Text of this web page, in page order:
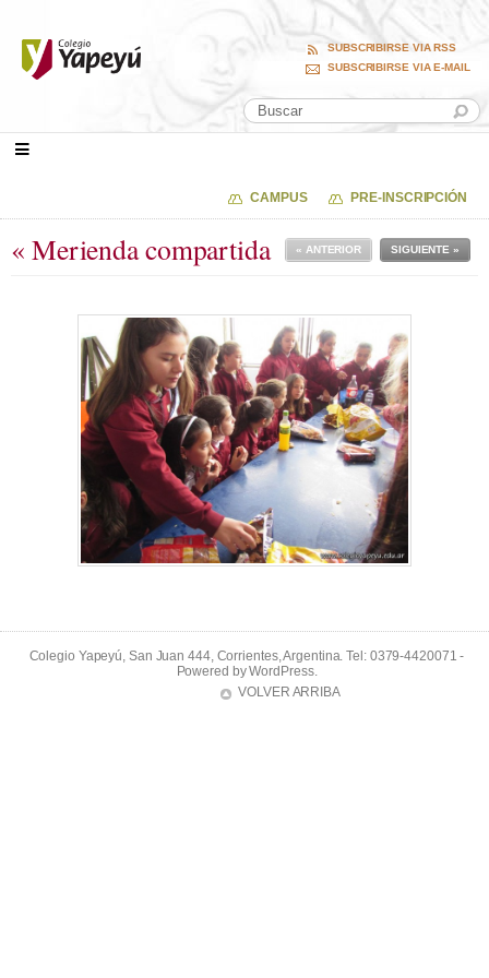
SUBSCRIBIRSE VIA RSS
SUBSCRIBIRSE VIA E-MAIL
CAMPUS PRE-INSCRIPCIÓN
« Merienda compartida SIGUIENTE »
« ANTERIOR
Colegio Yapeyú, San Juan 444, Corrientes, Argentina. Tel: 0379-4420071 -
Powered byWordPress.
VOLVER ARRIBA